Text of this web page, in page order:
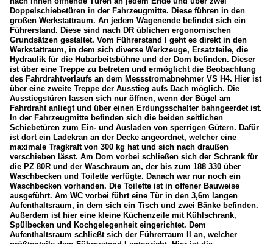
Doppelschiebetüren in der Fahrzeugmitte. Diese führen in den
großen Werkstattraum. An jedem Wagenende befindet sich ein
Führerstand. Diese sind nach DR üblichen ergonomischen
Grundsätzen gestaltet. Vom Führerstand I geht es direkt in den
Werkstattraum, in dem sich diverse Werkzeuge, Ersatzteile, die
Hydraulik für die Hubarbeitsbühne und der Dom befinden. Dieser
ist über eine Treppe zu betreten und ermöglicht die Beobachtung
des Fahrdrahtverlaufs an dem Messstromabnehmer VS H4. Hier ist
über eine zweite Treppe der Ausstieg aufs Dach möglich. Die
Ausstiegstüren lassen sich nur öffnen, wenn der Bügel am
Fahrdraht anliegt und über einen Erdungsschalter bahngeerdet ist.
In der Fahrzeugmitte befinden sich die beiden seitlichen
Schiebetüren zum Ein- und Ausladen von sperrigen Gütern. Dafür
ist dort ein Ladekran an der Decke angeordnet, welcher eine
maximale Tragkraft von 300 kg hat und sich nach draußen
verschieben lässt. Am Dom vorbei schließen sich der Schrank für
die PZ 80R und der Waschraum an, der bis zum 188 330 über
Waschbecken und Toilette verfügte. Danach war nur noch ein
Waschbecken vorhanden. Die Toilette ist in offener Bauweise
ausgeführt. Am WC vorbei führt eine Tür in den 3,6m langen
Aufenthaltsraum, in dem sich ein Tisch und zwei Bänke befinden.
Außerdem ist hier eine kleine Küchenzeile mit Kühlschrank,
Spülbecken und Kochgelegenheit eingerichtet. Dem
Aufenthaltsraum schließt sich der Führerraum II an, welcher